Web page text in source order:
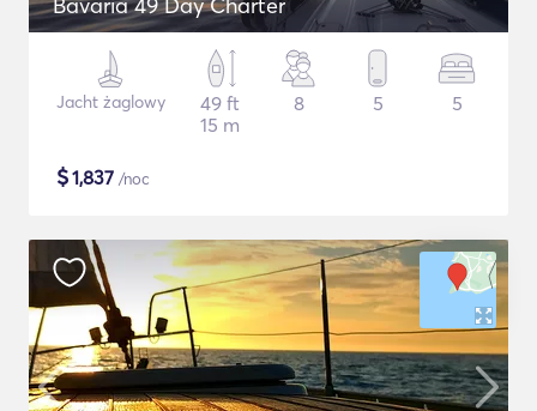
Jacht żaglowy
49 ft
15 m
8 5 5
$1,837 /noc